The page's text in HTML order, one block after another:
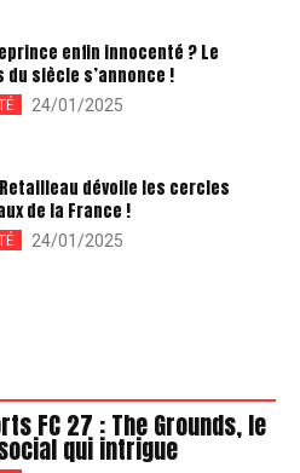
enfin innocenté ? Le
du siècle s’annonce !
24/01/2025
dévoile les cercles
de la France !
24/01/2025
FC 27 : The Grounds, le
qui intrigue